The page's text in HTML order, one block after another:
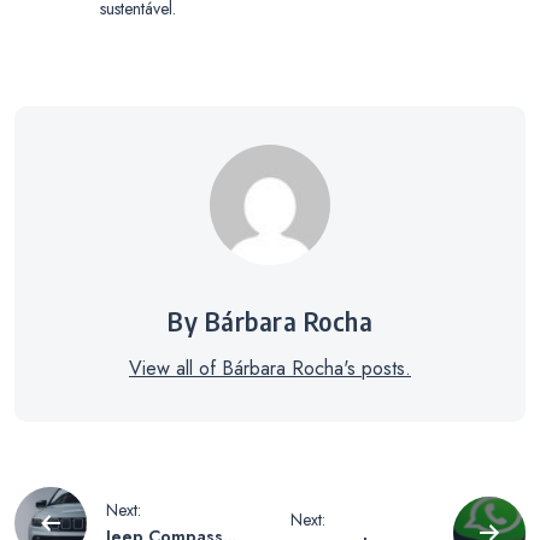
sustentável.
By Bárbara Rocha
View all of Bárbara Rocha's posts.
Navegação
Next:
Next: